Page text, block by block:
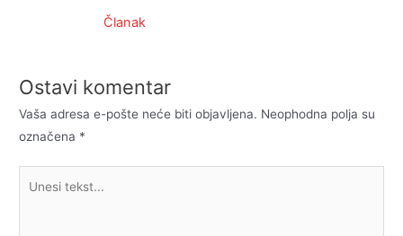
Članak
Ostavi komentar
Vaša adresa e-pošte neće biti objavljena. Neophodna polja su
označena *